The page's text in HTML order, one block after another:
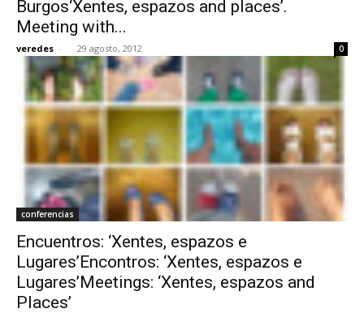
Burgos‘Xentes, espazos and places’.
Meeting with...
veredes - 29 agosto, 2012 0
conferencias
Encuentros: ‘Xentes, espazos e
Lugares’Encontros: ‘Xentes, espazos e
Lugares’Meetings: ‘Xentes, espazos and
Places’